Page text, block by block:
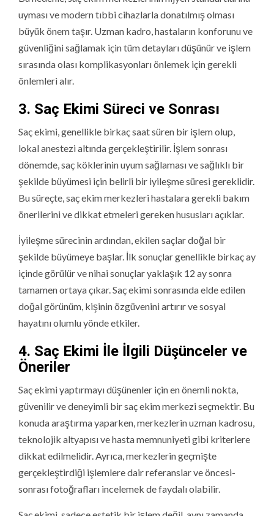
uyması ve modern tıbbi cihazlarla donatılmış olması
büyük önem taşır. Uzman kadro, hastaların konforunu ve
güvenliğini sağlamak için tüm detayları düşünür ve işlem
sırasında olası komplikasyonları önlemek için gerekli
önlemleri alır.
3. Saç Ekimi Süreci ve Sonrası
Saç ekimi, genellikle birkaç saat süren bir işlem olup,
lokal anestezi altında gerçekleştirilir. İşlem sonrası
dönemde, saç köklerinin uyum sağlaması ve sağlıklı bir
şekilde büyümesi için belirli bir iyileşme süresi gereklidir.
Bu süreçte, saç ekim merkezleri hastalara gerekli bakım
önerilerini ve dikkat etmeleri gereken hususları açıklar.
İyileşme sürecinin ardından, ekilen saçlar doğal bir
şekilde büyümeye başlar. İlk sonuçlar genellikle birkaç ay
içinde görülür ve nihai sonuçlar yaklaşık 12 ay sonra
tamamen ortaya çıkar. Saç ekimi sonrasında elde edilen
doğal görünüm, kişinin özgüvenini artırır ve sosyal
hayatını olumlu yönde etkiler.
4. Saç Ekimi İle İlgili Düşünceler ve
Öneriler
Saç ekimi yaptırmayı düşünenler için en önemli nokta,
güvenilir ve deneyimli bir saç ekim merkezi seçmektir. Bu
konuda araştırma yaparken, merkezlerin uzman kadrosu,
teknolojik altyapısı ve hasta memnuniyeti gibi kriterlere
dikkat edilmelidir. Ayrıca, merkezlerin geçmişte
gerçekleştirdiği işlemlere dair referanslar ve öncesi-
sonrası fotoğrafları incelemek de faydalı olabilir.